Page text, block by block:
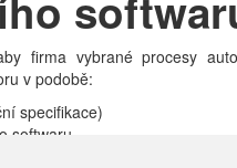
firma vybrané procesy
v podobě:
specifikace)
softwaru